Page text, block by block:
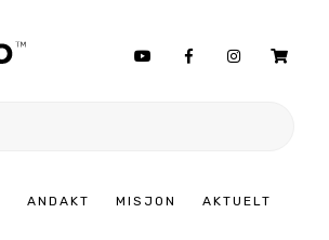
ANDAKT MISJON AKTUELT